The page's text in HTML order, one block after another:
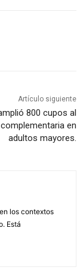
Artículo siguiente
800 cupos al
en
adultos mayores.
los contextos
Está